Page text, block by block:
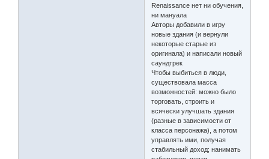
Renaissance нет ни обучения,
ни мануала
Авторы добавили в игру
новые здания (и вернули
некоторые старые из
оригинала) и написали новый
саундтрек
Чтобы выбиться в люди,
существовала масса
возможностей: можно было
торговать, строить и
всячески улучшать здания
(разные в зависимости от
класса персонажа), а потом
управлять ими, получая
стабильный доход; нанимать